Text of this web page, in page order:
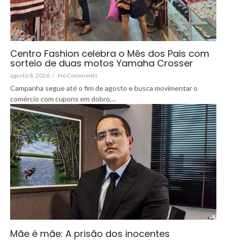
Centro Fashion celebra o Mês dos Pais com
sorteio de duas motos Yamaha Crosser
agosto 8, 2026 / No Comments
Campanha segue até o fim de agosto e busca movimentar o
comércio com cupons em dobro,...
Mãe é mãe: A prisão dos inocentes